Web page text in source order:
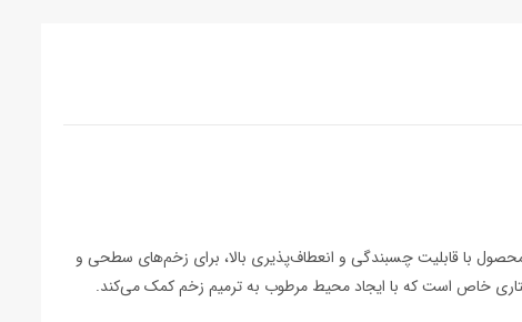
شده است. این محصول با قابلیت چسبندگی و انعطاف‌پذیری بالا، برای زخم‌های سطحی و
خاص است که با ایجاد محیط مرطوب به ترمیم زخم کمک می‌کند.